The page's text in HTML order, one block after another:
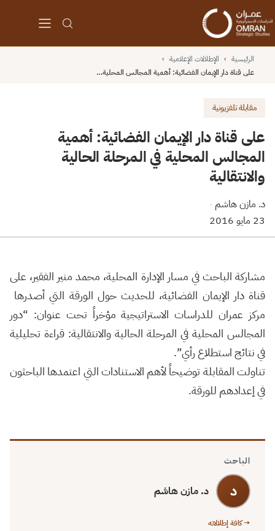
الرئيسية › الإطلالات الإعلامية ›
على قناة دار الإيمان الفضائية: أهمية المجالس المحلية…
مقابلة تلفزيونية
على قناة دار الإيمان الفضائية: أهمية
المجالس المحلية في المرحلة الحالية
والانتقالية
د. مازن هاشم ·
23 مايو 2016
مشاركة الباحث في مسار الإدارة المحلية، محمد منير الفقير، على
قناة دار الإيمان الفضائية، للحديث حول الورقة التي أصدرها ‫
‏مركز عمران للدراسات الاستراتيجية‬ مؤخراً تحت عنوان: “دور
‫‏المجالس المحلية‬ في المرحلة الحالية والانتقالية: قراءة تحليلية
في نتائج استطلاع رأي”.
تناولت المقابلة توضيحاً لأهم الاستنادات التي اعتمدها الباحثون
في إعدادهم للورقة.
الباحث
د د. مازن هاشم
→ كافة إطلالاته